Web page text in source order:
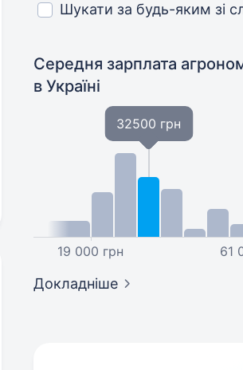
Шукати за будь-яким зі
Середня зарплата
в Україні
19 000 грн
32500 грн
61
Докладніше